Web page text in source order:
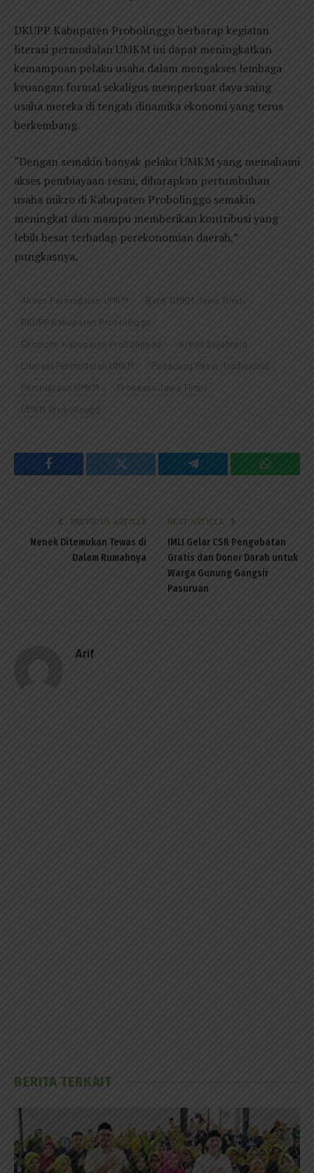
DKUPP Kabupaten Probolinggo berharap kegiatan
literasi permodalan UMKM ini dapat meningkatkan
kemampuan pelaku usaha dalam mengakses lembaga
keuangan formal sekaligus memperkuat daya saing
usaha mereka di tengah dinamika ekonomi yang terus
berkembang.
“Dengan semakin banyak pelaku UMKM yang memahami
akses pembiayaan resmi, diharapkan pertumbuhan
usaha mikro di Kabupaten Probolinggo semakin
meningkat dan mampu memberikan kontribusi yang
lebih besar terhadap perekonomian daerah,”
pungkasnya.
Akses Permodalan UMKM
Bank UMKM Jawa Timur
DKUPP Kabupaten Probolinggo
Ekonomi Kabupaten Probolinggo
Kredit Sejahtera
Literasi Permodalan UMKM
Pedagang Pasar Tradisional
Pembiayaan UMKM
Prokesra Jawa Timur
UMKM Probolinggo
Facebook Twitter Telegram
PREVIOUS ARTICLE
Nenek Ditemukan Tewas di
Dalam Rumahnya
NEXT ARTICLE
IMLI Gelar CSR Pengobatan
Gratis dan Donor Darah untuk
Warga Gunung Gangsir
Pasuruan
Arif
BERITA TERKAIT